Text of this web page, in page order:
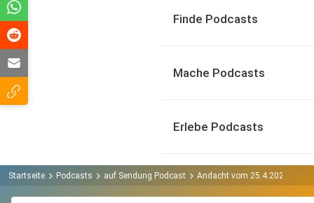
Finde Podcasts
Mache Podcasts
Erlebe Podcasts
Startseite Podcasts auf Sendung Podcast Andacht vom 25.4.2020